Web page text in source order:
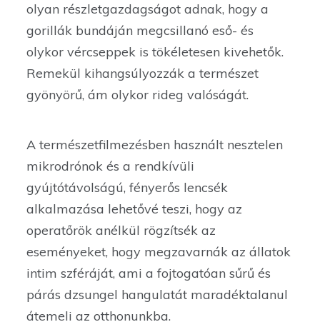
olyan részletgazdagságot adnak, hogy a
gorillák bundáján megcsillanó eső- és
olykor vércseppek is tökéletesen kivehetők.
Remekül kihangsúlyozzák a természet
gyönyörű, ám olykor rideg valóságát.
A természetfilmezésben használt nesztelen
mikrodrónok és a rendkívüli
gyújtótávolságú, fényerős lencsék
alkalmazása lehetővé teszi, hogy az
operatőrök anélkül rögzítsék az
eseményeket, hogy megzavarnák az állatok
intim szféráját, ami a fojtogatóan sűrű és
párás dzsungel hangulatát maradéktalanul
átemeli az otthonunkba.